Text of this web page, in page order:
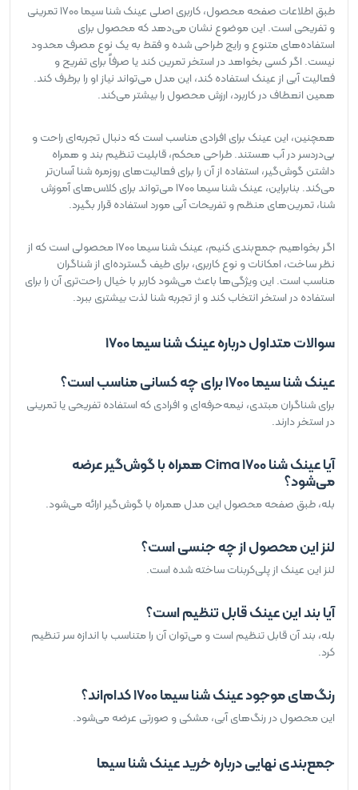
طبق اطلاعات صفحه محصول، کاربری اصلی عینک شنا سیما 1700 تمرینی
و تفریحی است. این موضوع نشان می‌دهد که محصول برای
استفاده‌های متنوع و رایج طراحی شده و فقط به یک نوع مصرف محدود
نیست. اگر کسی بخواهد در استخر تمرین کند یا صرفاً برای تفریح و
فعالیت آبی از عینک استفاده کند، این مدل می‌تواند نیاز او را برطرف کند.
همین انعطاف در کاربرد، ارزش محصول را بیشتر می‌کند.
همچنین، این عینک برای افرادی مناسب است که دنبال تجربه‌ای راحت و
بی‌دردسر در آب هستند. طراحی محکم، قابلیت تنظیم بند و همراه
داشتن گوش‌گیر، استفاده از آن را برای فعالیت‌های روزمره شنا آسان‌تر
می‌کند. بنابراین، عینک شنا سیما 1700 می‌تواند برای کلاس‌های آموزش
شنا، تمرین‌های منظم و تفریحات آبی مورد استفاده قرار بگیرد.
اگر بخواهیم جمع‌بندی کنیم، عینک شنا سیما 1700 محصولی است که از
نظر ساخت، امکانات و نوع کاربری، برای طیف گسترده‌ای از شناگران
مناسب است. این ویژگی‌ها باعث می‌شود کاربر با خیال راحت‌تری آن را برای
استفاده در استخر انتخاب کند و از تجربه شنا لذت بیشتری ببرد.
سوالات متداول درباره عینک شنا سیما 1700
عینک شنا سیما 1700 برای چه کسانی مناسب است؟
برای شناگران مبتدی، نیمه‌حرفه‌ای و افرادی که استفاده تفریحی یا تمرینی
در استخر دارند.
آیا عینک شنا Cima 1700 همراه با گوش‌گیر عرضه
می‌شود؟
بله، طبق صفحه محصول این مدل همراه با گوش‌گیر ارائه می‌شود.
لنز این محصول از چه جنسی است؟
لنز این عینک از پلی‌کربنات ساخته شده است.
آیا بند این عینک قابل تنظیم است؟
بله، بند آن قابل تنظیم است و می‌توان آن را متناسب با اندازه سر تنظیم
کرد.
رنگ‌های موجود عینک شنا سیما 1700 کدام‌اند؟
این محصول در رنگ‌های آبی، مشکی و صورتی عرضه می‌شود.
جمع‌بندی نهایی درباره خرید عینک شنا سیما